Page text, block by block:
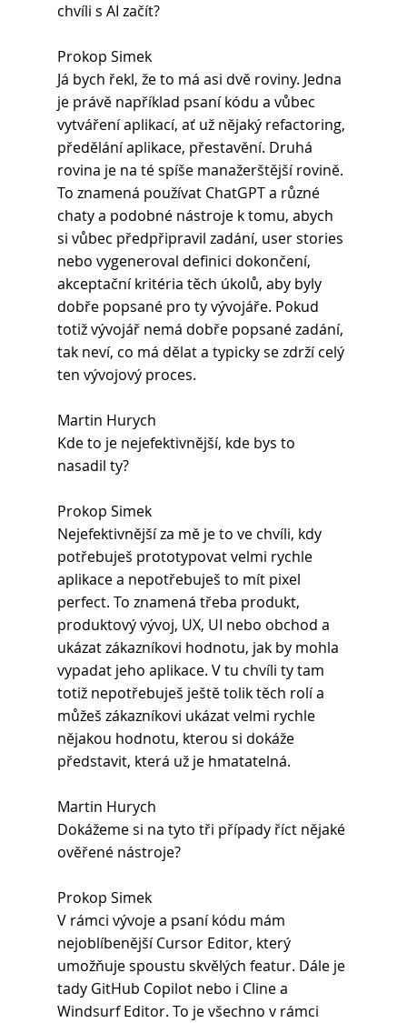
chvíli s AI začít?
Prokop Simek
Já bych řekl, že to má asi dvě roviny. Jedna
je právě například psaní kódu a vůbec
vytváření aplikací, ať už nějaký refactoring,
předělání aplikace, přestavění. Druhá
rovina je na té spíše manažerštější rovině.
To znamená používat ChatGPT a různé
chaty a podobné nástroje k tomu, abych
si vůbec předpřipravil zadání, user stories
nebo vygeneroval definici dokončení,
akceptační kritéria těch úkolů, aby byly
dobře popsané pro ty vývojáře. Pokud
totiž vývojář nemá dobře popsané zadání,
tak neví, co má dělat a typicky se zdrží celý
ten vývojový proces.
Martin Hurych
Kde to je nejefektivnější, kde bys to
nasadil ty?
Prokop Simek
Nejefektivnější za mě je to ve chvíli, kdy
potřebuješ prototypovat velmi rychle
aplikace a nepotřebuješ to mít pixel
perfect. To znamená třeba produkt,
produktový vývoj, UX, UI nebo obchod a
ukázat zákazníkovi hodnotu, jak by mohla
vypadat jeho aplikace. V tu chvíli ty tam
totiž nepotřebuješ ještě tolik těch rolí a
můžeš zákazníkovi ukázat velmi rychle
nějakou hodnotu, kterou si dokáže
představit, která už je hmatatelná.
Martin Hurych
Dokážeme si na tyto tři případy říct nějaké
ověřené nástroje?
Prokop Simek
V rámci vývoje a psaní kódu mám
nejoblíbenější Cursor Editor, který
umožňuje spoustu skvělých featur. Dále je
tady GitHub Copilot nebo i Cline a
Windsurf Editor. To je všechno v rámci